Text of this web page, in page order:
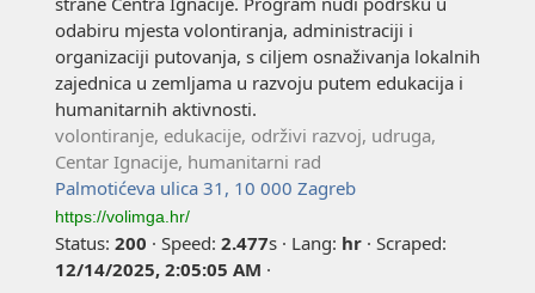
odabiru mjesta volontiranja, administraciji i
organizaciji putovanja, s ciljem osnaživanja lokalnih
zajednica u zemljama u razvoju putem edukacija i
humanitarnih aktivnosti.
volontiranje, edukacije, održivi razvoj, udruga,
Centar Ignacije, humanitarni rad
Palmotićeva ulica 31, 10 000 Zagreb
https://volimga.hr/
Status: 200 · Speed: 2.477s · Lang: hr · Scraped:
12/14/2025, 2:05:05 AM ·